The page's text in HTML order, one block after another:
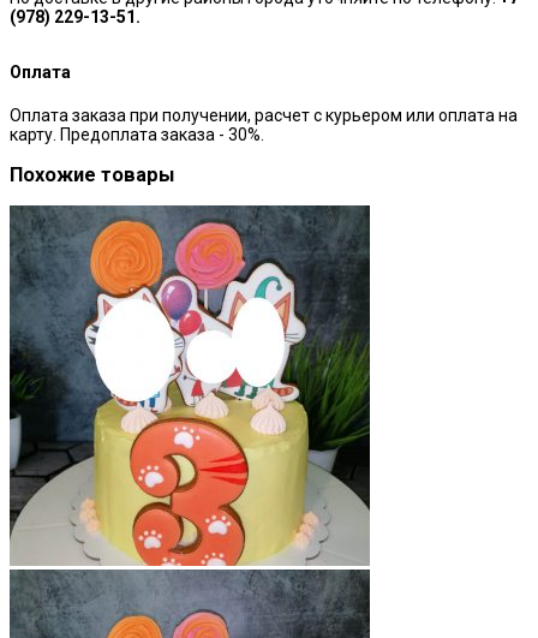
(978) 229-13-51.
Оплата
Оплата заказа при получении, расчет с курьером или оплата на
карту. Предоплата заказа - 30%.
Похожие товары